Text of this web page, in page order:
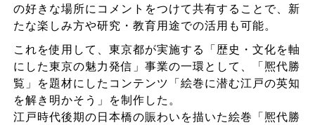
の好きな場所にコメントをつけて共有することで、新
たな楽しみ方や研究・教育用途での活用も可能。
これを使用して、東京都が実施する「歴史・文化を軸
にした東京の魅力発信」事業の一環として、「熈代勝
覧」を題材にしたコンテンツ「絵巻に潜む江戸の英知
を解き明かそう」を制作した。
江戸時代後期の日本橋の賑わいを描いた絵巻「熈代勝